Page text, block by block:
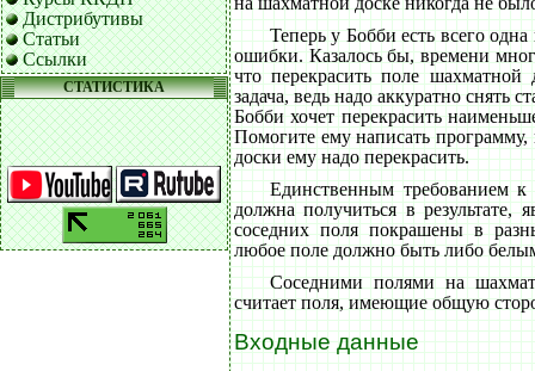
Дистрибутивы
Статьи
Ссылки
СТАТИСТИКА
Теперь у Бобби есть всего
ошибки. Казалось бы, времени
что перекрасить поле шахматной
задача, ведь надо аккуратно снять
Бобби хочет перекрасить
Помогите ему написать программу,
доски ему надо перекрасить.
Единственным требованием к
должна получиться в результате,
соседних поля покрашены в
любое поле должно быть либо
Соседними полями на
считает поля, имеющие общую
Входные данные